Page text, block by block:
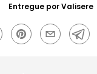
Entregue porValisere